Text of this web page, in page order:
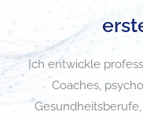
Websites
Ich entwickle
Coaches,